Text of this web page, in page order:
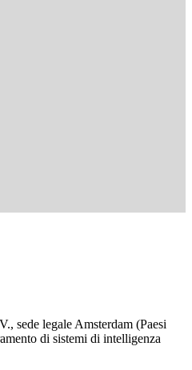
sede legale Amsterdam (Paesi
di sistemi di intelligenza